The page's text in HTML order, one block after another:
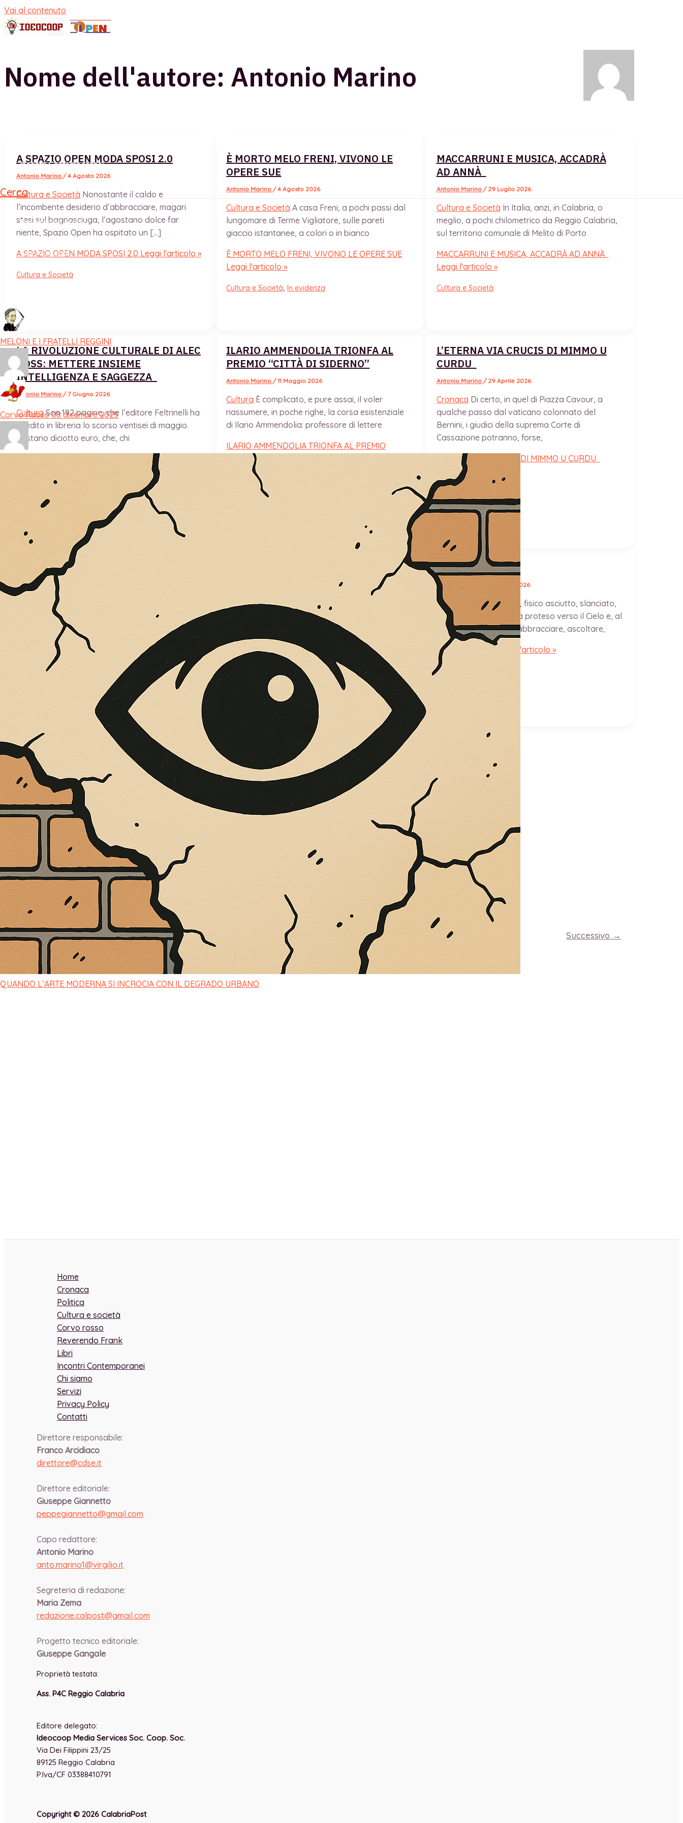
Vai al contenuto
Cronaca
Incontri Contemporanei
Cerca
Reverendo Frank
Corvo rosso
MELONI E I FRATELLI REGGINI
Corvo Rosso 08 dicembre 2025
QUANDO L’ARTE MODERNA SI INCROCIA CON IL DEGRADO URBANO
Nome dell'autore: Antonio Marino
A SPAZIO OPEN MODA SPOSI 2.0
Antonio Marino /4 Agosto 2026
Cultura e Società Nonostante il caldo e
l’incombente desiderio d’abbracciare, magari
stesi sul bagnasciuga, l’agostano dolce far
niente, Spazio Open ha ospitato un […]
A SPAZIO OPEN MODA SPOSI 2.0 Leggi l'articolo »
Cultura e Società
È MORTO MELO FRENI, VIVONO LE
OPERE SUE
Antonio Marino /4 Agosto 2026
Cultura e Società A casa Freni, a pochi passi dal
lungomare di Terme Vigliatore, sulle pareti
giaccio istantanee, a colori o in bianco
È MORTO MELO FRENI, VIVONO LE OPERE SUE
Leggi l'articolo »
Cultura e Società,In evidenza
MACCARRUNI E MUSICA, ACCADRÀ
AD ANNÀ
Antonio Marino / 29 Luglio 2026
Cultura e Società In Italia, anzi, in Calabria, o
meglio, a pochi chilometrico da Reggio Calabria,
sul territorio comunale di Melito di Porto
MACCARRUNI E MUSICA, ACCADRÀ AD ANNÀ
Leggi l'articolo »
Cultura e Società
LA RIVOLUZIONE CULTURALE DI ALEC
ROSS: METTERE INSIEME
INTELLIGENZA E SAGGEZZA
Antonio Marino /7 Giugno 2026
CulturaSon 192 pagine, che l’editore Feltrinelli ha
spedito in libreria lo scorso ventisei di maggio.
Costano diciotto euro, che, chi
LA RIVOLUZIONE CULTURALE DI ALEC ROSS:
METTERE INSIEME INTELLIGENZA E SAGGEZZA
Leggi l'articolo »
Cultura ,In evidenza
ILARIO AMMENDOLIA TRIONFA AL
PREMIO “CITTÀ DI SIDERNO”
Antonio Marino /11 Maggio 2026
Cultura È complicato, e pure assai, il voler
riassumere, in poche righe, la corsa esistenziale
di Ilario Ammendolia: professore di lettere
ILARIO AMMENDOLIA TRIONFA AL PREMIO
“CITTÀ DI SIDERNO”
Leggi l'articolo »
Cultura ,Libri
L’ETERNA VIA CRUCIS DI MIMMO U
CURDU
Antonio Marino / 29 Aprile 2026
Cronaca Di certo, in quel di Piazza Cavour, a
qualche passo dal vaticano colonnato del
Bernini, i giudici della suprema Corte di
Cassazione potranno, forse,
L’ETERNA VIA CRUCIS DI MIMMO U CURDU
Leggi l'articolo »
Cronaca
Storia ‘i San Giorgiu Cavaleri
Antonio Marino 23 Aprile 2026
Cultura
Franco Arcidiaco, l’editore nonché
giornalista, in una delle sue “peregrinazioni di
stampo enogastronomico” finisce sull’isola
siciliana: a Modica Alta, in
Storia ‘i San Giorgiu Cavaleri Leggi l'articolo »
Menomale che Giuseppe c’è
Antonio Marino / 12 Aprile 2026
In evidenzaÈ sufficiente un pizzico di reale,
concreta chiarezza per far comprendere
all’ignaro cittadino quanto sia complessa, e non
sempre equa,
Menomale che Giuseppe c’è Leggi l'articolo »
In evidenza ,Politica
IL MIO MINUTO
Antonio Marino 31 Marzo 2026
CulturaVolto scavato, fisico asciutto, slanciato,
ancorato alla Terra ma proteso verso il Cielo e, al
contempo, curvo per abbracciare, ascoltare,
IL MIO MINUTO Leggi l'articolo »
Cultura
DAR CARNE ALLE NOSTRE
ISTITUZIONI
Antonio Marino /24 Marzo 2026
Cultura
In fondo, sta a tutti mettersi alla ricerca
di uomini e donne di sintesi, come diceva il grande
sociologo padre
DAR CARNE ALLE NOSTRE ISTITUZIONI
l'articolo »
Cultura
2 … 8 Successivo →
Home
Cronaca
Politica
Cultura e società
Corvo rosso
Reverendo Frank
Libri
Incontri Contemporanei
Chi siamo
Servizi
Privacy Policy
Contatti
Direttore responsabile:
Franco Arcidiaco
direttore@cdse.it
Direttore editoriale:
Giuseppe Giannetto
peppegiannetto@gmail.com
Capo redattore:
Antonio Marino
anto.marino1@virgilio.it
Segreteria di redazione:
Maria Zema
redazione.calpost@gmail.com
Progetto tecnico editoriale:
Giuseppe Gangale
Proprietà testata:
Ass. P4C Reggio Calabria
Editore delegato:
Ideocoop Media Services Soc. Coop. Soc.
Via Dei Filippini 23/25
89125 Reggio Calabria
P.Iva/CF 03388410791
Copyright © 2026 CalabriaPost